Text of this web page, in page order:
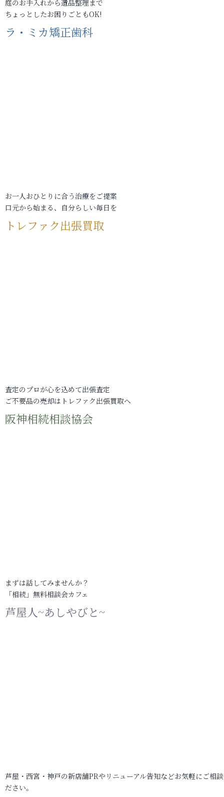
庭のお手入れから遺品整理まで
ちょっとしたお困りごともOK!
ラ・ミカ矯正歯科
お一人おひとりに合う治療をご提案
口元から始まる、自分らしい毎日を
トレファク出張買取
査定のプロが心を込めて出張査定
ご不要品の売却はトレファク出張買取へ
阪神相続相談協会
まずは話してみませんか？
「相続」無料相談会カフェ
芦屋人~あしやびと~
芦屋・西宮・神戸の新店舗PRやリニューアル告知などお気軽にご相
ださい。